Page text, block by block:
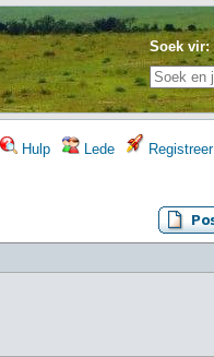
Soek vir:
Hulp Lede Registreer